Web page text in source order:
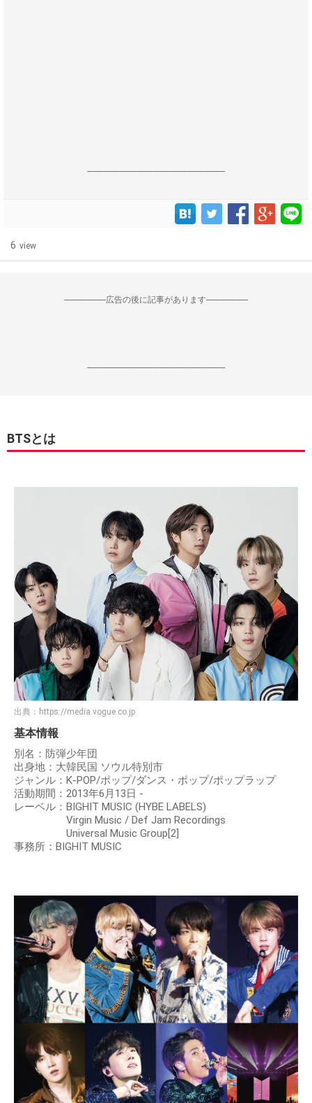
------------------------------------------------------------------
6 view
--------------------広告の後に記事があります--------------------
------------------------------------------------------------------
BTSとは
出典： https://media.vogue.co.jp
基本情報
別名：防弾少年団
出身地：大韓民国 ソウル特別市
ジャンル：K-POP/ポップ/ダンス・ポップ/ポップラップ
活動期間：2013年6月13日 -
レーベル：BIGHIT MUSIC (HYBE LABELS)
Virgin Music / Def Jam Recordings
Universal Music Group[2]
事務所：BIGHIT MUSIC